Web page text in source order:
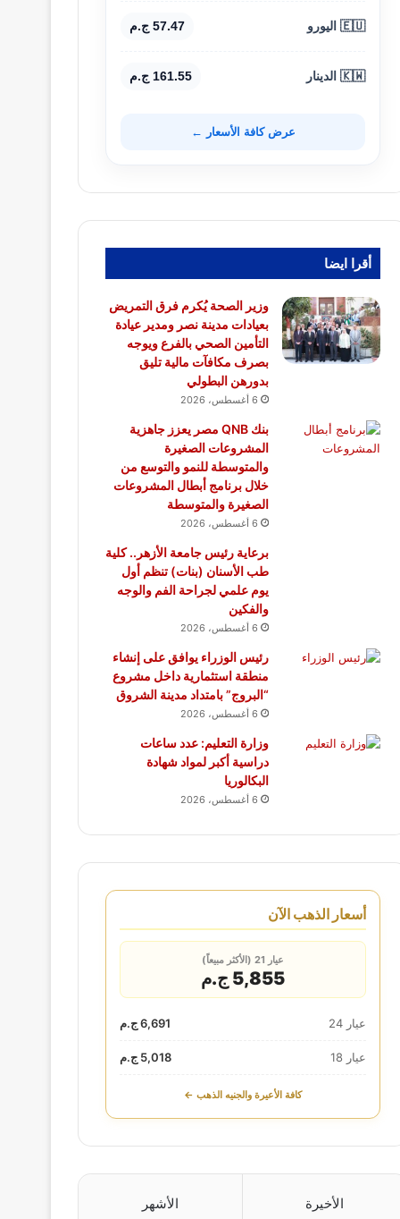
🇪🇺 اليورو 57.47 ج.م
🇰🇼 الدينار 161.55 ج.م
عرض كافة الأسعار ←
أقرا ايضا
وزير الصحة يُكرم فرق التمريض
بعيادات مدينة نصر ومدير عيادة
التأمين الصحي بالفرع ويوجه
بصرف مكافآت مالية تليق
بدورهن البطولي
6 أغسطس، 2026
بنك QNB مصر يعزز جاهزية
المشروعات الصغيرة
والمتوسطة للنمو والتوسع من
خلال برنامج أبطال المشروعات
الصغيرة والمتوسطة
6 أغسطس، 2026
برعاية رئيس جامعة الأزهر.. كلية
طب الأسنان (بنات) تنظم أول
يوم علمي لجراحة الفم والوجه
والفكين
6 أغسطس، 2026
رئيس الوزراء يوافق على إنشاء
منطقة استثمارية داخل مشروع
“البروج” بامتداد مدينة الشروق
6 أغسطس، 2026
وزارة التعليم: عدد ساعات
دراسية أكبر لمواد شهادة
البكالوريا
6 أغسطس، 2026
أسعار الذهب الآن
عيار 21 (الأكثر مبيعاً)
5,855 ج.م
عيار 24 6,691 ج.م
عيار 18 5,018 ج.م
كافة الأعيرة والجنيه الذهب ←
الأخيرة الأشهر